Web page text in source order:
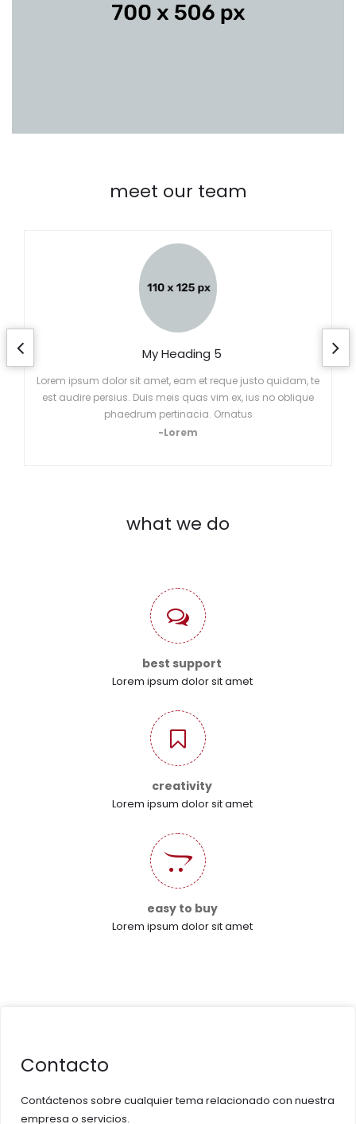
meet our team
My Heading 5
Lorem ipsum dolor sit amet, eam et reque justo quidam, te
est audire persius. Duis meis quas vim ex, ius no oblique
phaedrum pertinacia. Ornatus
-Lorem
what we do
best support
Lorem ipsum dolor sit amet
creativity
Lorem ipsum dolor sit amet
easy to buy
Lorem ipsum dolor sit amet
Contacto
Contáctenos sobre cualquier tema relacionado con nuestra
empresa o servicios.